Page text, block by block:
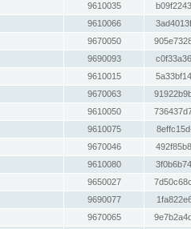
9610035
9610066
9670050
9690093
9610015
9670063
9610050
9610075
9670046
9610080
9650027
9690077
9670065